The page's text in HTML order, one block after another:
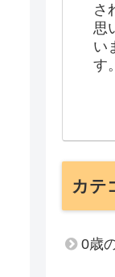
さ
思
い
す。
カテ
0歳